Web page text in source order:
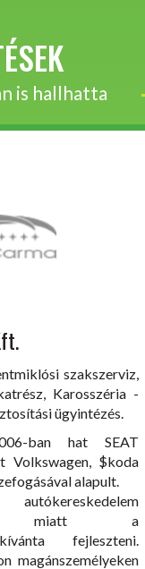
is hallhatta
szakszerviz,
Karosszéria -
ügyintézés.
ban hat SEAT
Volkswagen, $koda
alapult.
miatt a
fejleszteni.
magánszemélyeken